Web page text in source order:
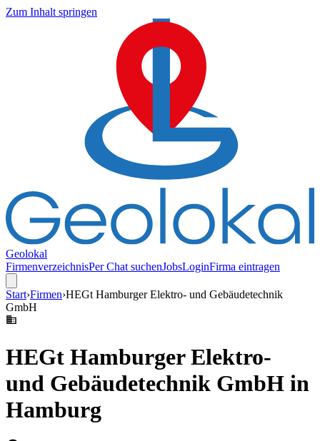
Zum Inhalt springen
Geolokal
FirmenverzeichnisPer Chat suchenJobsLoginFirma eintragen
Start›Firmen›HEGt Hamburger Elektro- und Gebäudetechnik
GmbH
HEGt Hamburger Elektro-
und Gebäudetechnik GmbH in
Hamburg